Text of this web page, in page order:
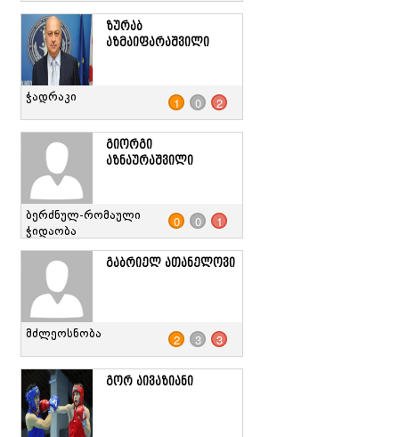
ზურაბ
აზმაიფარაშვილი
ჭადრაკი 1 0 2
გიორგი
აზნაურაშვილი
ბერძნულ-რომაული
ჭიდაობა
0 0 1
გაბრიელ ათანელოვი
მძლეოსნობა 2 3 3
გორ აივაზიანი